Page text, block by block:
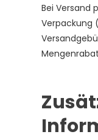
Bei Versand
Verpackung